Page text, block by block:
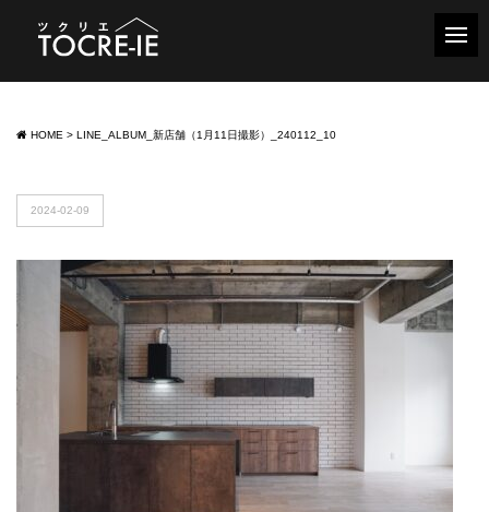
HOME > LINE_ALBUM_新店舗（1月11日撮影）_240112_10
2024-02-09